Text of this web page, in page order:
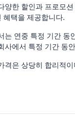
양한 할인과 프로모
혜택을 제공합니다.
는 연중 특정 기간
사에서 특정 기간 동
격은 상당히 합리적